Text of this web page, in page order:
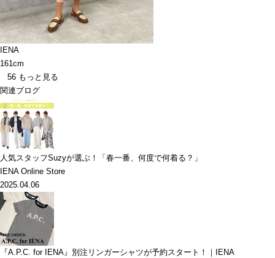
IENA
161cm
56 もっと見る
関連ブログ
人気スタッフSuzyが選ぶ！「春一番、何度で何着る？」
IENA Online Store
2025.04.06
『A.P.C. for IENA』別注リンガーシャツが予約スタート！｜IENA